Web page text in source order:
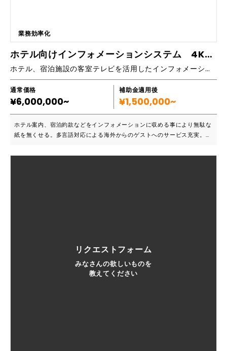
素材は宿泊施設から提供されたものを使用
業務効率化
ホテル向けインフォメーションシステム 4K-SiTVシステム
ホテル、宿泊施設の客室テレビを活用したインフォメーションシステムです。インフォメーションだけでなく、YouTube、abemaなどの動画アプリを楽しむこともできるし、ゲストのスマホを連動させミラーリングやキャストなどを利用する事もできます。 多言語、メッセージ機能にも対応しスタッフの効率化にも役立ちます。
通常価格
¥6,000,000~
補助金適用後
¥1,500,000~
ホテル案内、宿泊約款などをインフォメーションに収める事により無駄な
紙を無くせる。多言語対応による海外からのゲストへのサービス充実。動
実。STB方式により既存のテレビをそのまま利用でき、無駄な設備投資を
リクエストフォーム
みなさんの欲しいものを
教えてください